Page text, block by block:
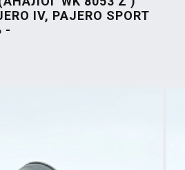
IV, PAJERO SPORT
-